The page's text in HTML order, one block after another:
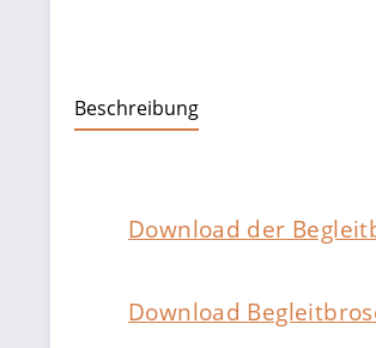
Beschreibung
Download der
Download